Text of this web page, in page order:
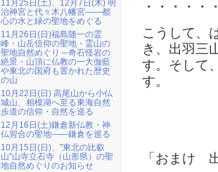
・・・・・
こうして、
き、出羽三
す。そして
す。
「おまけ
11月25日(土)、12月7日(木) 明
治神宮と代々木八幡宮――都
心の水と緑の聖地をめぐる
11月26日(日)福島随一の霊
峰・山岳信仰の聖地・霊山の
聖地自然めぐり ─奇石怪岩の
絶景・山頂に仏教の一大伽藍
や東北の国府も置かれた歴史
の山
10月22日(日) 高尾山から小仏
城山、相模湖へ至る東海自然
歩道の信仰・自然を巡る
12月16日(土)鎌倉新仏教・神
仏習合の聖地――鎌倉を巡る
10月15日(日)、"東北の比叡
山"山寺立石寺（山形県）の聖
地自然めぐりのお知らせ